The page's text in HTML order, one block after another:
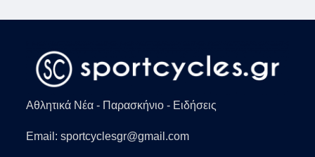
Αθλητικά Νέα - Παρασκήνιο - Ειδήσεις
Email: sportcyclesgr@gmail.com